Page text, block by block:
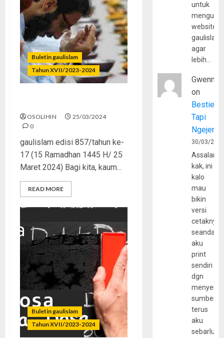
Buletin gaulislam
Tahun XVII/2023-2024
OSOLIHIN
25/03/2024
0
gaulislam edisi 857/tahun ke-
17 (15 Ramadhan 1445 H/ 25
Maret 2024) Bagi kita, kaum...
READ MORE
Buletin gaulislam
Tahun XVII/2023-2024
untuk
website
agar
lebih…
Gwenny
on
Bestie
Tapi
30/03/
kak, ini
kalo
mau
bikin
versi
cetaknya
aku
print
sendiri
dgn
sumber
terus
aku